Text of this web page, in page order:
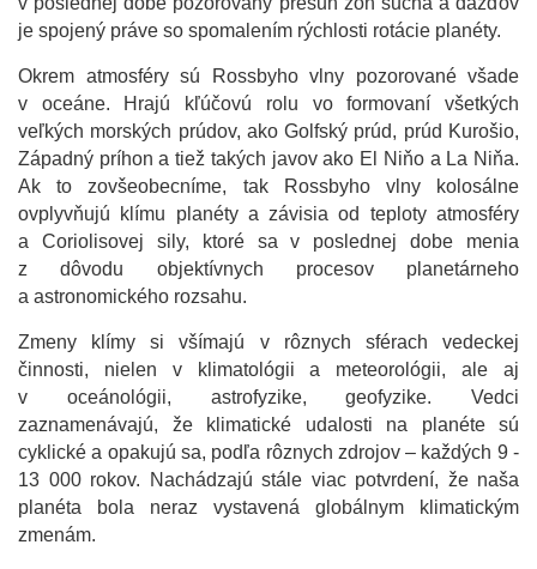
je spojený práve so spomalením rýchlosti rotácie planéty.
Okrem atmosféry sú Rossbyho vlny pozorované všade
v oceáne. Hrajú kľúčovú rolu vo formovaní všetkých
veľkých morských prúdov, ako Golfský prúd, prúd Kurošio,
Západný príhon a tiež takých javov ako El Niňo a La Niňa.
Ak to zovšeobecníme, tak Rossbyho vlny kolosálne
ovplyvňujú klímu planéty a závisia od teploty atmosféry
a Coriolisovej sily, ktoré sa v poslednej dobe menia
z dôvodu objektívnych procesov planetárneho
a astronomického rozsahu.
Zmeny klímy si všímajú v rôznych sférach vedeckej
činnosti, nielen v klimatológii a meteorológii, ale aj
v oceánológii, astrofyzike, geofyzike. Vedci
zaznamenávajú, že klimatické udalosti na planéte sú
cyklické a opakujú sa, podľa rôznych zdrojov – každých 9 -
13 000 rokov. Nachádzajú stále viac potvrdení, že naša
planéta bola neraz vystavená globálnym klimatickým
zmenám.